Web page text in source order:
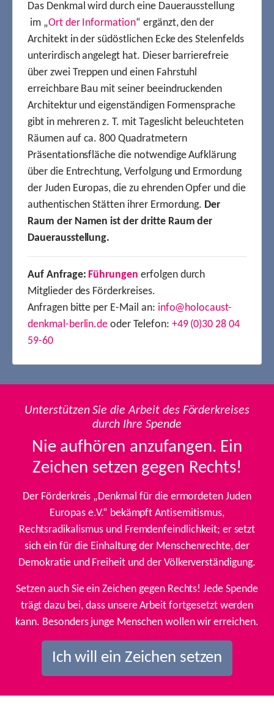
Das Denkmal wird durch eine Dauerausstellung
im „Ort der Information“ ergänzt, den der
Architekt in der südöstlichen Ecke des Stelenfelds
unterirdisch angelegt hat. Dieser barrierefreie
über zwei Treppen und einen Fahrstuhl
erreichbare Bau mit seiner beeindruckenden
Architektur und eigenständigen Formensprache
gibt in mehreren z. T. mit Tageslicht beleuchteten
Räumen auf ca. 800 Quadratmetern
Präsentationsfläche die notwendige Aufklärung
über die Entrechtung, Verfolgung und Ermordung
der Juden Europas, die zu ehrenden Opfer und die
authentischen Stätten ihrer Ermordung. Der
Raum der Namen ist der dritte Raum der
Dauerausstellung.
Auf Anfrage: Führungen erfolgen durch
Mitglieder des Förderkreises.
Anfragen bitte per E-Mail an: info@holocaust-
denkmal-berlin.de oder Telefon: +49 (0)30 28 04
59-60
Unterstützen Sie die Arbeit des Förderkreises
durch Ihre Spende
Nie aufhören anzufangen. Ein
Zeichen setzen gegen Rechts!
Der Förderkreis „Denkmal für die ermordeten Juden
Europas e.V.“ bekämpft Antisemitismus,
Rechtsradikalismus und Fremdenfeindlichkeit; er setzt
sich ein für die Einhaltung der Menschenrechte, der
Demokratie und Freiheit und der Völkerverständigung.
Setzen auch Sie ein Zeichen gegen Rechts! Jede Spende
trägt dazu bei, dass unsere Arbeit fortgesetzt werden
kann. Besonders junge Menschen wollen wir erreichen.
Ich will ein Zeichen setzen